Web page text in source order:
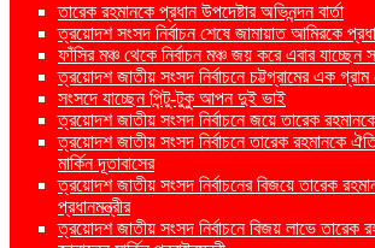
তারেক রহমানকে প্রধান উপদেষ্টার অভিনন্দন বার্তা
ত্রয়োদশ সংসদ নির্বাচন শেষে জামায়াত আমিরকে
ফাঁসির মঞ্চ থেকে নির্বাচন মঞ্চ জয় করে এবার যাচ্ছেন
ত্রয়োদশ জাতীয় সংসদ নির্বাচনে চট্টগ্রামের এক
সংসদে যাচ্ছেন পিন্টু-টুকু আপন দুই ভাই
ত্রয়োদশ জাতীয় সংসদ নির্বাচনে জয়ে তারেক
ত্রয়োদশ জাতীয় সংসদ নির্বাচনে তারেক রহমানকে
মার্কিন দূতাবাসের
ত্রয়োদশ জাতীয় সংসদ নির্বাচনের বিজয়ে তারেক
প্রধানমন্ত্রীর
ত্রয়োদশ জাতীয় সংসদ নির্বাচনে বিজয় লাভে তারেক